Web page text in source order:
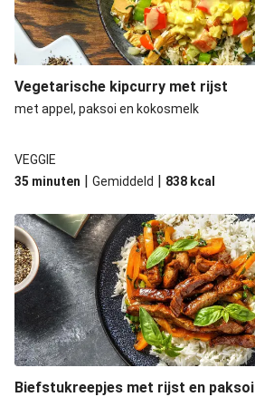
Vegetarische kipcurry met rijst
met appel, paksoi en kokosmelk
VEGGIE
35 minuten | Gemiddeld | 838 kcal
Biefstukreepjes met rijst en paksoi